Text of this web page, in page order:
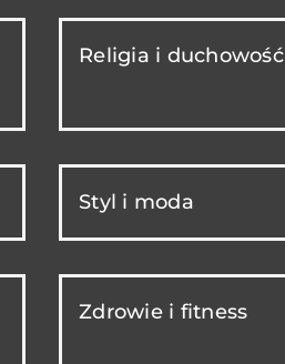
Religia i duchowość
Styl i moda
Zdrowie i fitness